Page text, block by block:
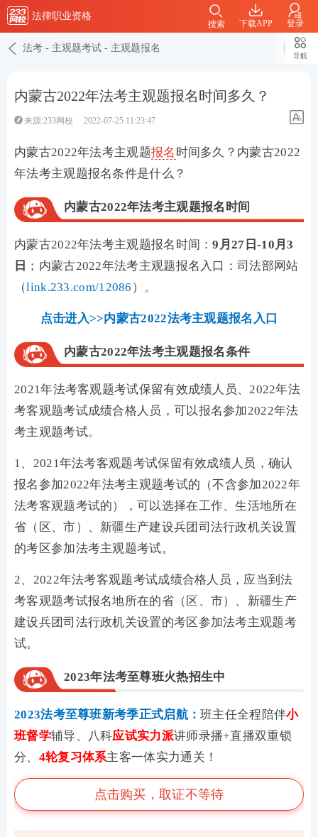
法律职业资格
下载APP 登录
搜索
法考 - 主观题考试 - 主观题报名
导航
内蒙古2022年法考主观题报名时间多久？
来源:233网校 2022-07-25 11:23:47
内蒙古2022年法考主观题报名 时间多久？内蒙古2022
年法考主观题报名条件是什么？
内蒙古2022年法考主观题报名时间
内蒙古2022年法考主观题报名时间：9月27日-10月3
日 ；内蒙古2022年法考主观题报名入口：司法部网站
（link.233.com/12086 ）。
点击进入>>内蒙古2022法考主观题报名入口
内蒙古2022年法考主观题报名条件
2021年法考客观题考试保留有效成绩人员、2022年法
考客观题考试成绩合格人员，可以报名参加2022年法
考主观题考试。
1、2021年法考客观题考试保留有效成绩人员，确认
报名参加2022年法考主观题考试的（不含参加2022年
法考客观题考试的），可以选择在工作、生活地所在
省（区、市）、新疆生产建设兵团司法行政机关设置
的考区参加法考主观题考试。
2、2022年法考客观题考试成绩合格人员，应当到法
考客观题考试报名地所在的省（区、市）、新疆生产
建设兵团司法行政机关设置的考区参加法考主观题考
试。
2023年法考至尊班火热招生中
2023法考至尊班新考季正式启航：班主任全程陪伴小
班督学辅导、八科应试实力派讲师录播+直播双重锁
分、 4轮复习体系主客一体实力通关！
点击购买，取证不等待